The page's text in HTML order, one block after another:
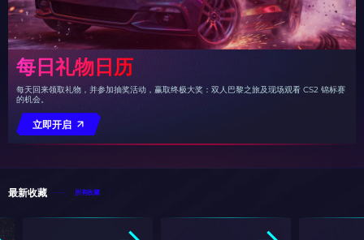
每日礼物日历
每天回来领取礼物，并参加抽奖活动，赢取终极大奖：双人巴黎之旅及现场观看 CS2 锦标赛
的机会。
立即开启
最新收藏 所有收藏